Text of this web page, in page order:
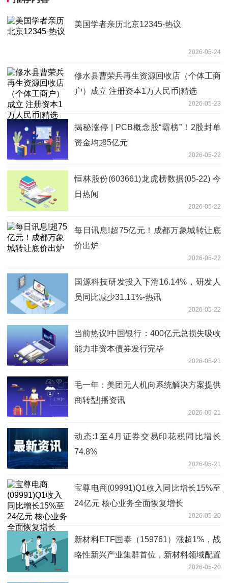
美国学者亲历北京12345-热议
2026-05-24
修水县曹荣兵再生资源回收店（个体工商
户）成立 注册资本1万人民币|精选
2026-05-23
揭秘涨停 | PCB概念股“霸榜”！2股封单
资金均超5亿元
2026-05-22
恒林股份(603661)龙虎榜数据(05-22) 今
日热闻
2026-05-22
每日讯息!超75亿元！成都万象城转让底
价出炉
2026-05-22
国源科技研发投入下滑16.14%，研发人
员同比减少31.11%-热讯
2026-05-22
当前热议!中国银行：400亿元总损失吸收
能力非资本债券发行完毕
2026-05-21
毛一年：美团无人机向系统解决方案提供
商转型|播资讯
2026-05-21
动态:1至4月证券交易印花税同比增长
74.8%
2026-05-21
宝尊电商(09991)Q1收入同比增长15%至
24亿元 核心业务全面恢复增长
2026-05-20
新材料ETF国泰（159761）涨超1%，战
略性新兴产业集群首位，新材料领域配置
2026-05-20